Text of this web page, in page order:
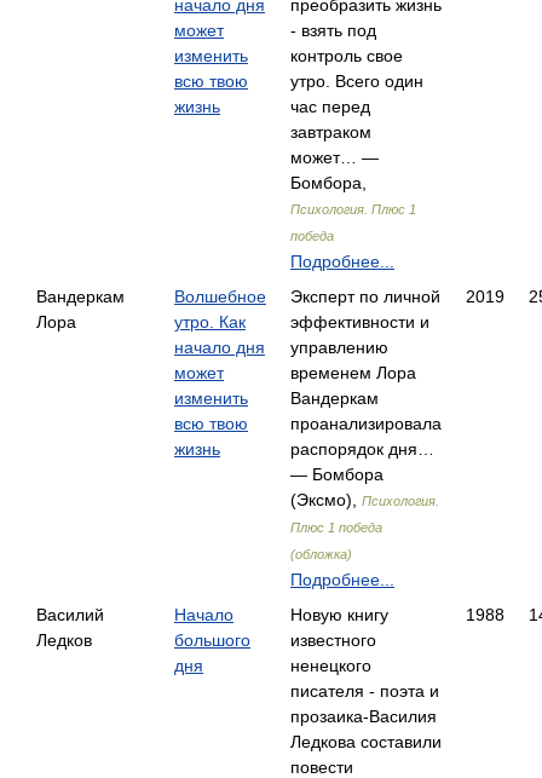
начало дня
может
изменить
всю твою
жизнь
преобразить жизнь
- взять под
контроль свое
утро. Всего один
час перед
завтраком
может… —
Бомбора,
Психология. Плюс 1
победа
Подробнее...
Вандеркам
Лора
Волшебное
утро. Как
начало дня
может
изменить
всю твою
жизнь
Эксперт по личной
эффективности и
управлению
временем Лора
Вандеркам
проанализировала
распорядок дня…
— Бомбора
(Эксмо),
Психология.
Плюс 1 победа
(обложка)
Подробнее...
2019
Василий
Ледков
Начало
большого
дня
Новую книгу
известного
ненецкого
писателя - поэта и
прозаика-Василия
Ледкова составили
повести
1988